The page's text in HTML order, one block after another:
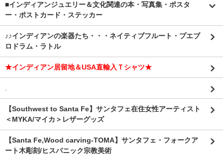
■インディアンジュエリー＆文化関連の本・写真集・ポスタ
ー・ポストカード・ステッカー
♪♪インディアンの楽器たち・・・ネイティブフルート・プエブ
ロドラム・ラトル
★インディアン居留地＆USA直輸入Ｔシャツ★
【Southwest to Santa Fe】サンタフェ在住女性アーティスト
＜MYKA/マイカ＞レザーグッズ
【Santa Fe,Wood carving-TOMA】サンタフェ・フォークア
ート木彫刻/ヒスパニック宗教美術